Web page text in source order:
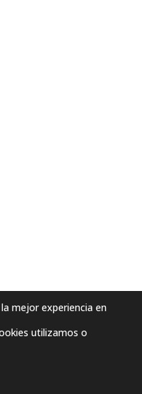
mejor experiencia en
utilizamos o